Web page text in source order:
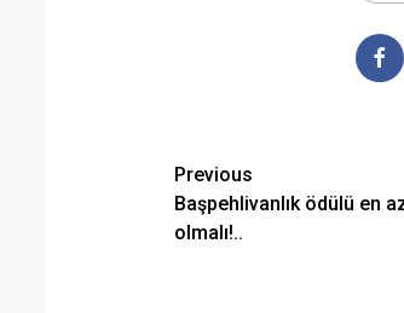
Post
navigation
Previous
Başpehlivanlık ödülü en
olmalı!..